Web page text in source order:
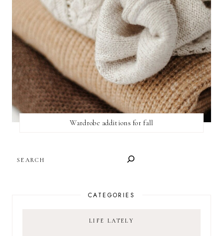
Wardrobe additions for fall
CATEGORIES
LIFE LATELY